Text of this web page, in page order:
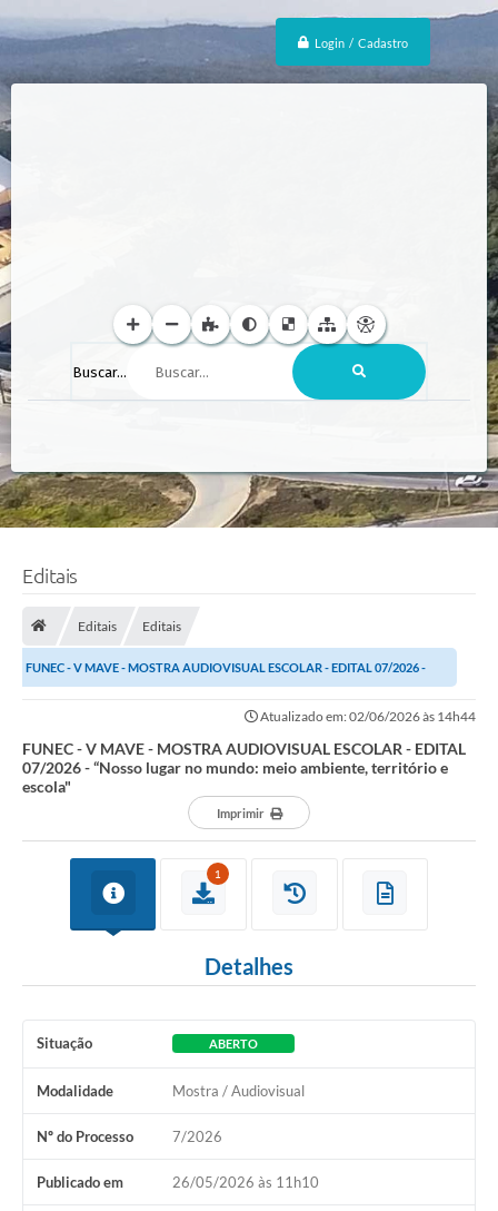
Login / Cadastro
Buscar...
Editais
Editais Editais
FUNEC - V MAVE - MOSTRA AUDIOVISUAL ESCOLAR - EDITAL 07/2026 -
Atualizado em: 02/06/2026 às 14h44
FUNEC - V MAVE - MOSTRA AUDIOVISUAL ESCOLAR - EDITAL
07/2026 - “Nosso lugar no mundo: meio ambiente, território e
escola"
Imprimir
1
Detalhes
Situação ABERTO
Modalidade Mostra / Audiovisual
Nº do Processo 7/2026
Publicado em 26/05/2026 às 11h10